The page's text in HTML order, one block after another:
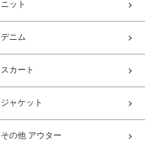
ニット
デニム
スカート
ジャケット
その他 アウター